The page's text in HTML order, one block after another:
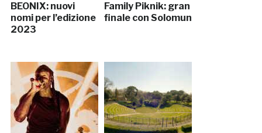
BEONIX: nuovi
nomi per l’edizione
2023
Family Piknik: gran
finale con Solomun